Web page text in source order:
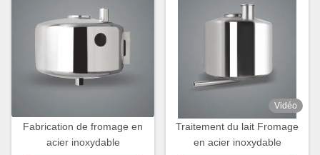
Fabrication de fromage en
acier inoxydable
Vidéo
Traitement du lait Fromage
en acier inoxydable